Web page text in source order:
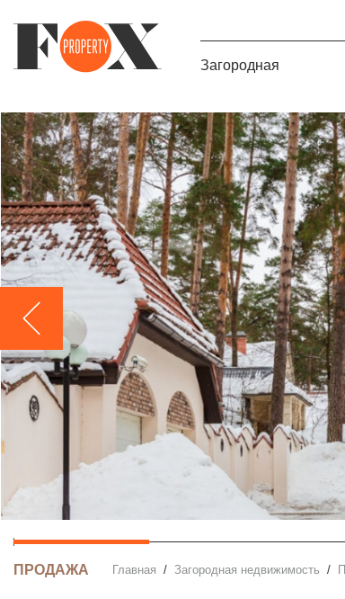
Загородная
ПРОДАЖА Главная Загородная недвижимость